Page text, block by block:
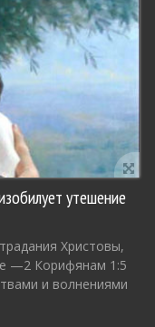
утешение
Христовы,
—2 Корифянам 1:5
и волнениями